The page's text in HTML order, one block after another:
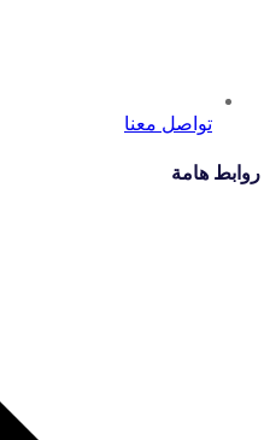
تواصل معنا
روابط هامة